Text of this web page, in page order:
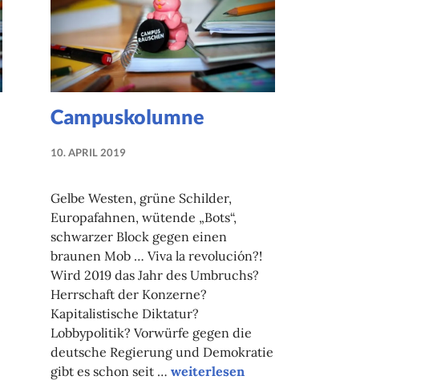
Campuskolumne
10. APRIL 2019
Gelbe Westen, grüne Schilder,
Europafahnen, wütende „Bots“,
schwarzer Block gegen einen
braunen Mob … Viva la revolución?!
Wird 2019 das Jahr des Umbruchs?
Herrschaft der Konzerne?
Kapitalistische Diktatur?
Lobbypolitik? Vorwürfe gegen die
deutsche Regierung und Demokratie
gibt es schon seit … Campuskolumne
weiterlesen